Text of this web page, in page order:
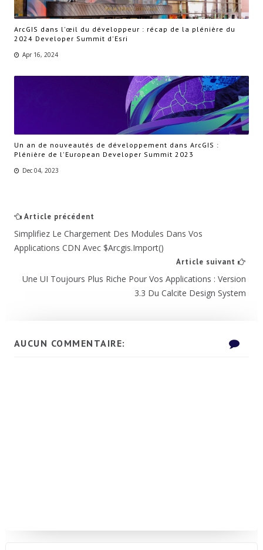
ArcGIS dans l'œil du développeur : récap de la plénière du
2024 Developer Summit d'Esri
Apr 16, 2024
Un an de nouveautés de développement dans ArcGIS :
Plénière de l'European Developer Summit 2023
Dec 04, 2023
Article précédent
Simplifiez Le Chargement Des Modules Dans Vos
Applications CDN Avec $arcgis.import()
Article suivant
Une UI Toujours Plus Riche Pour Vos Applications : Version
3.3 Du Calcite Design System
AUCUN COMMENTAIRE: